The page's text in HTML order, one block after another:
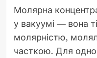
Молярна
у вакуумі — вона
молярністю,
часткою. Для